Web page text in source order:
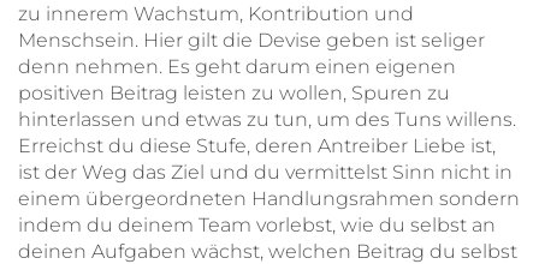
zu innerem Wachstum, Kontribution und
Menschsein. Hier gilt die Devise geben ist seliger
denn nehmen. Es geht darum einen eigenen
positiven Beitrag leisten zu wollen, Spuren zu
hinterlassen und etwas zu tun, um des Tuns willens.
Erreichst du diese Stufe, deren Antreiber Liebe ist,
ist der Weg das Ziel und du vermittelst Sinn nicht in
einem übergeordneten Handlungsrahmen sondern
indem du deinem Team vorlebst, wie du selbst an
deinen Aufgaben wächst, welchen Beitrag du selbst